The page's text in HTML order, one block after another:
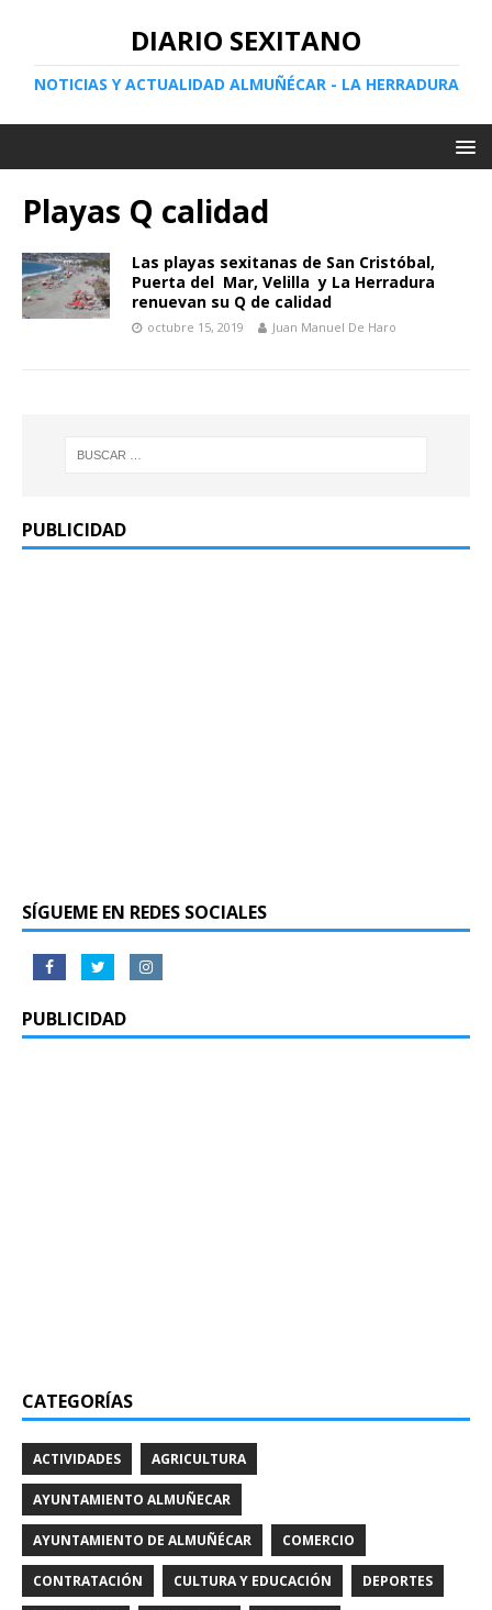
DIARIO SEXITANO
NOTICIAS Y ACTUALIDAD ALMUÑÉCAR - LA HERRADURA
Playas Q calidad
Las playas sexitanas de San Cristóbal,
Puerta del Mar, Velilla y La Herradura
renuevan su Q de calidad
octubre 15, 2019 Juan Manuel De Haro
PUBLICIDAD
SÍGUEME EN REDES SOCIALES
PUBLICIDAD
CATEGORÍAS
ACTIVIDADES AGRICULTURA
AYUNTAMIENTO ALMUÑECAR
AYUNTAMIENTO DE ALMUÑÉCAR COMERCIO
CONTRATACIÓN CULTURA Y EDUCACIÓN DEPORTES